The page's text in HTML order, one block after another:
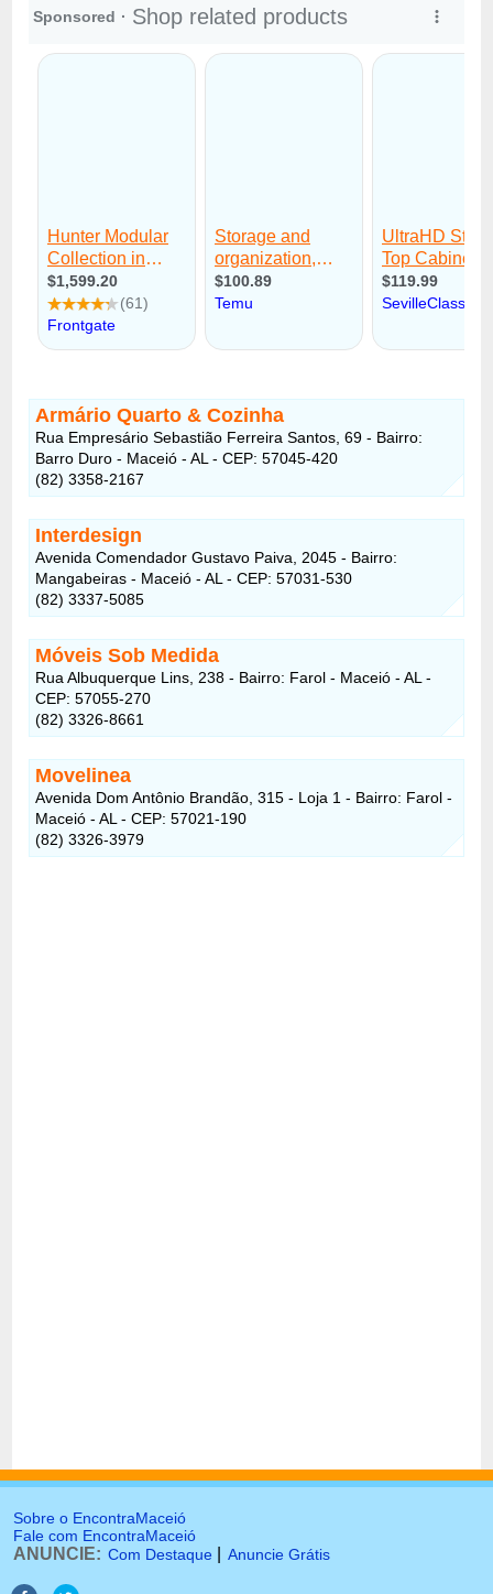
Armário Quarto & Cozinha
Rua Empresário Sebastião Ferreira Santos, 69 - Bairro:
Barro Duro - Maceió - AL - CEP: 57045-420
(82) 3358-2167
Interdesign
Avenida Comendador Gustavo Paiva, 2045 - Bairro:
Mangabeiras - Maceió - AL - CEP: 57031-530
(82) 3337-5085
Móveis Sob Medida
Rua Albuquerque Lins, 238 - Bairro: Farol - Maceió - AL -
CEP: 57055-270
(82) 3326-8661
Movelinea
Avenida Dom Antônio Brandão, 315 - Loja 1 - Bairro: Farol -
Maceió - AL - CEP: 57021-190
(82) 3326-3979
Sobre o EncontraMaceió
Fale com EncontraMaceió
ANUNCIE: Com Destaque Anuncie Grátis